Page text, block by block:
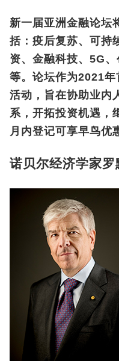
新一届亚洲金融论坛
括：疫后复苏、可持
资、金融科技、5G
等。论坛作为2021
活动，旨在协助业内
系，开拓投资机遇，
月内登记可享早鸟优
诺贝尔经济学家